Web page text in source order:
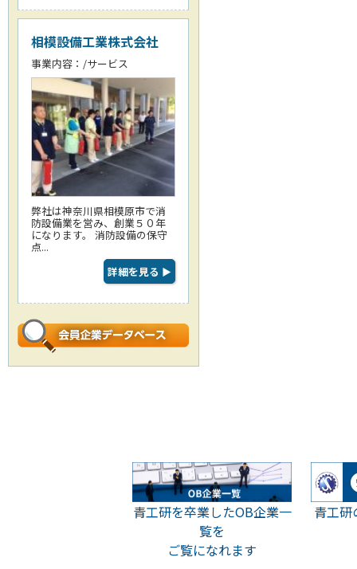
相模設備工業株式会社
事業内容：/サービス
弊社は神奈川県相模原市で消
防設備業を営み、創業５０年
になります。 消防設備の保守
点...
詳細を見る ▶
青工研を卒業したOB企業一
覧を
ご覧になれます
青工研